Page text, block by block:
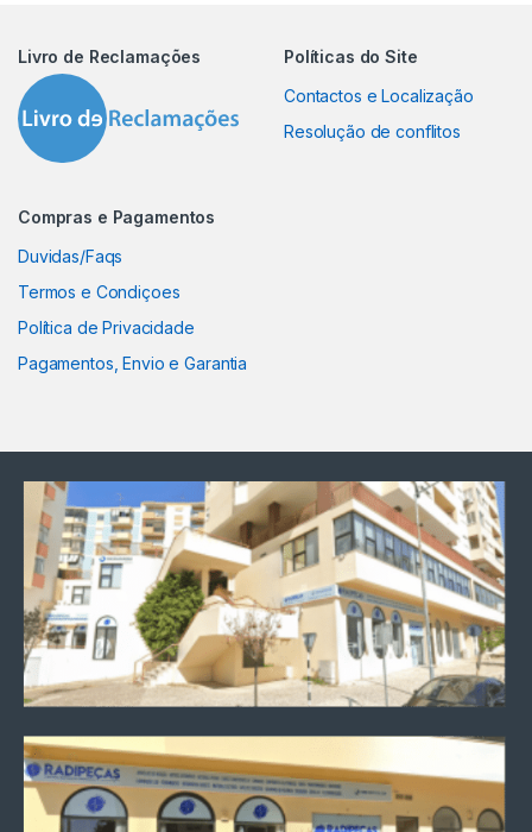
Livro de Reclamações
Políticas do Site
Contactos e Localização
Resolução de conflitos
Compras e Pagamentos
Duvidas/Faqs
Termos e Condiçoes
Política de Privacidade
Pagamentos, Envio e Garantia